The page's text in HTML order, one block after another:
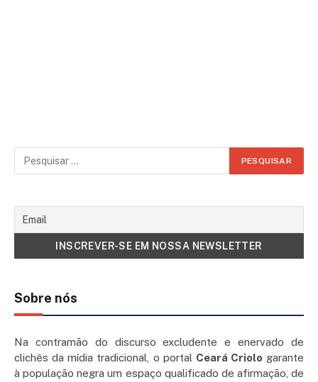
Sobre nós
Na contramão do discurso excludente e enervado de
clichês da mídia tradicional, o portal Ceará Criolo garante
à população negra um espaço qualificado de afirmação, de